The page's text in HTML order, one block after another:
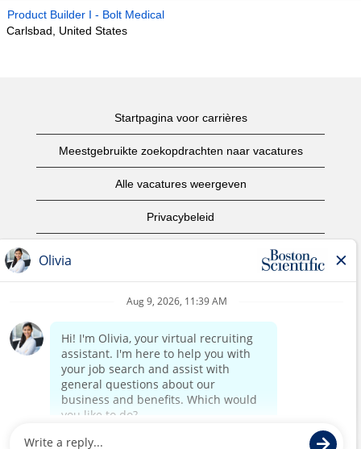
Product Builder I - Bolt Medical
Carlsbad, United States
Startpagina voor carrières
Meestgebruikte zoekopdrachten naar vacatures
Alle vacatures weergeven
Privacybeleid
Copyright informatie
Startpagina van het bedrijf